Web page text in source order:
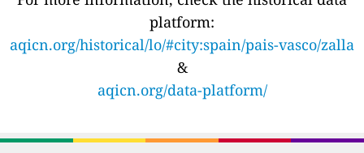
platform:
aqicn.org/historical/lo/#city:spain/pais-vasco/zalla
&
aqicn.org/data-platform/